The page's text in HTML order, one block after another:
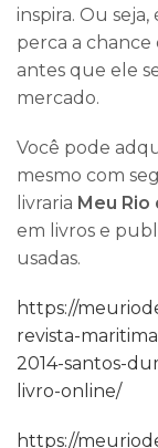
inspira. Ou
perca a chance
antes que ele
mercado.
Você pode
mesmo com
livraria Meu
em livros e
usadas.
https://
revista-
2014-santos-
livro-online/
https://